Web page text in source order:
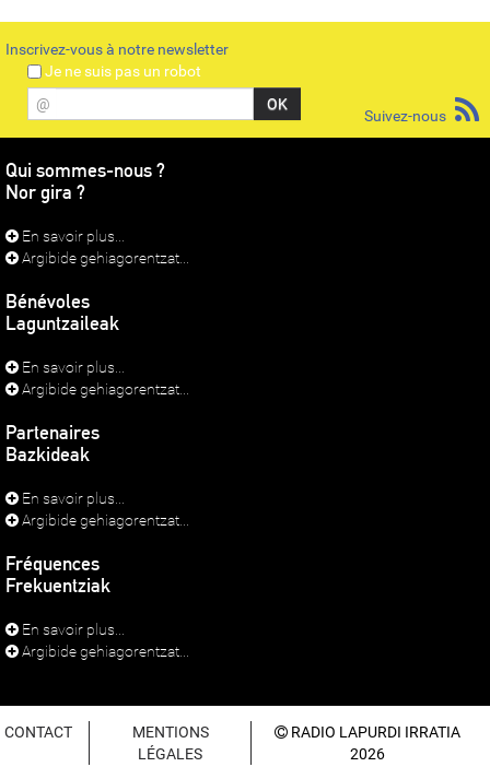
Inscrivez-vous à notre newsletter
Je ne suis pas un robot
@
Suivez-nous
Qui sommes-nous ?
Nor gira ?
En savoir plus...
Argibide gehiagorentzat...
Bénévoles
Laguntzaileak
En savoir plus...
Argibide gehiagorentzat...
Partenaires
Bazkideak
En savoir plus...
Argibide gehiagorentzat...
Fréquences
Frekuentziak
En savoir plus...
Argibide gehiagorentzat...
CONTACT
MENTIONS
LÉGALES
RADIO LAPURDI IRRATIA
2026